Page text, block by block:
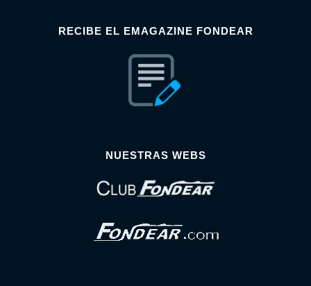
RECIBE EL EMAGAZINE FONDEAR
NUESTRAS WEBS